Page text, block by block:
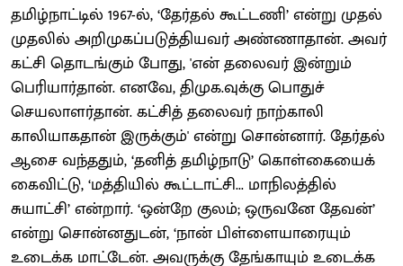
தமிழ்நாட்டில் 1967-ல், ‘தேர்தல் கூட்டணி’ என்று முதல்
முதலில் அறிமுகப்படுத்தியவர் அண்ணாதான். அவர்
கட்சி தொடங்கும் போது, 'என் தலைவர் இன்றும்
பெரியார்தான். எனவே, திமுக.வுக்கு பொதுச்
செயலாளர்தான். கட்சித் தலைவர் நாற்காலி
காலியாகதான் இருக்கும்' என்று சொன்னார். தேர்தல்
ஆசை வந்ததும், ‘தனித் தமிழ்நாடு’ கொள்கையைக்
கைவிட்டு, ‘மத்தியில் கூட்டாட்சி... மாநிலத்தில்
சுயாட்சி’ என்றார். ‘ஒன்றே குலம்; ஒருவனே தேவன்’
என்று சொன்னதுடன், ‘நான் பிள்ளையாரையும்
உடைக்க மாட்டேன். அவருக்கு தேங்காயும் உடைக்க